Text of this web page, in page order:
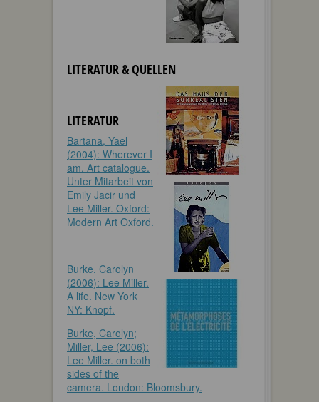
LITERATUR & QUELLEN
LITERATUR
Bartana, Yael
(2004): Wherever I
am. Art catalogue.
Unter Mitarbeit von
Emily Jacir und
Lee Miller. Oxford:
Modern Art Oxford.
Burke, Carolyn
(2006): Lee Miller.
A life. New York
NY: Knopf.
Burke, Carolyn;
Miller, Lee (2006):
Lee Miller. on both
sides of the
camera. London: Bloomsbury.